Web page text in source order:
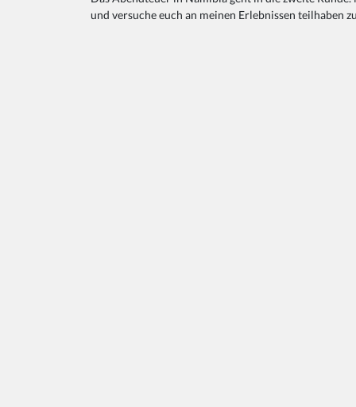
und versuche euch an meinen Erlebnissen teilhaben